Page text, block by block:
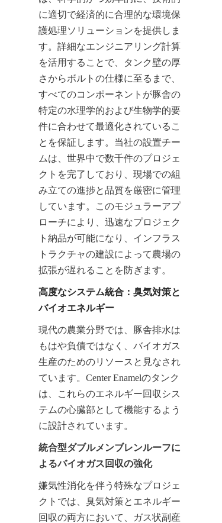
に適切で経済的に合理的な環境保
護処理ソリューションを提供しま
す。詳細なエンジニアリング計算
を活用することで、タンク壁の厚
さからボルトの仕様に至るまで、
すべてのコンポーネントが豚舎の
特定の水理学的および生物学的要
件に合わせて最適化されているこ
とを保証します。当社の設置チー
ムは、世界中で数千件のプロジェ
クトを完了しており、現場での組
み立ての進捗と品質を厳密に管理
しています。このモジュラーアプ
ローチにより、迅速なプロジェク
ト納品が可能になり、インフラス
トラクチャの建設によって農場の
拡張が遅れることを防ぎます。
高度なシステム統合：臭気対策と
バイオエネルギー
現代の農業分野では、豚舎排水は
もはや負債ではなく、バイオガス
生産のためのリソースと見なされ
ています。Center Enamelのタンク
は、これらのエネルギー回収シス
テムの心臓部として機能するよう
に設計されています。
統合型ダブルメンブレンルーフに
よるバイオガス回収の強化
嫌気性消化を伴う特殊なプロジェ
クトでは、臭気対策とエネルギー
回収の両方において、ガス状副産